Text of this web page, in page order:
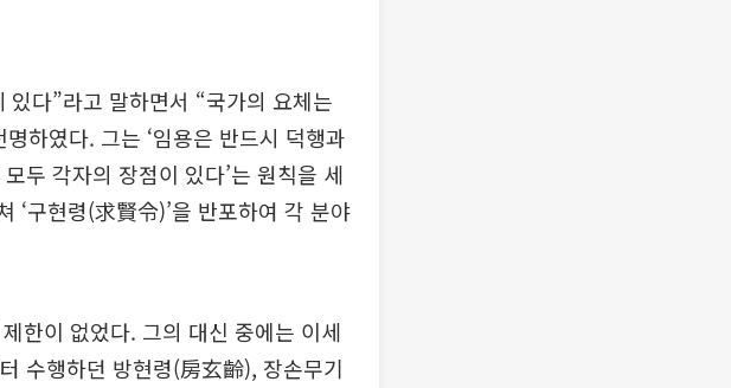
다”라고 말하면서 “국가의 요체는
하였다. 그는 ‘임용은 반드시 덕행과
두 각자의 장점이 있다’는 원칙을 세
‘구현령(求賢令)’을 반포하여 각 분야
한이 없었다. 그의 대신 중에는 이세
수행하던 방현령(房玄齡), 장손무기